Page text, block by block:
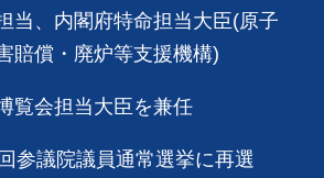
当、内閣府特命担当大臣(原子
賠償・廃炉等支援機構)
覧会担当大臣を兼任
参議院議員通常選挙に再選